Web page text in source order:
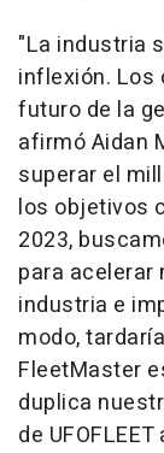
"La industria
inflexión. Los
futuro de la
afirmó Aidan
superar el
los objetivos
2023,
para
industria e
modo,
FleetMaster
duplica
de